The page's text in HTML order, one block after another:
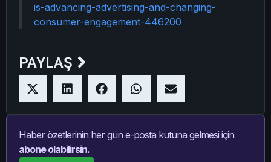
is-advancing-advertising-and-changing-
consumer-engagement-446200
PAYLAŞ
Haber özetlerinin her gün e-posta kutuna gelmesi için
abone olabilirsin.